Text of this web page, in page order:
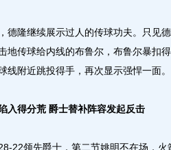
隆继续展示过人的传球功夫。只见德
地传球给内线的布鲁尔，布鲁尔暴扣
线附近跳投得手，再次显示强悍一面。
入得分荒 爵士替补阵容发起反击
领先爵士，第二节姚明不在场，火